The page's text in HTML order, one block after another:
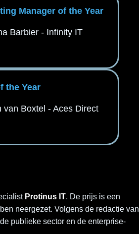
Manager of the Year
Barbier - Infinity IT
the Year
van Boxtel - Aces Direct
Protinus IT. De prijs is een
neergezet. Volgens de redactie van
publieke sector en de enterprise-